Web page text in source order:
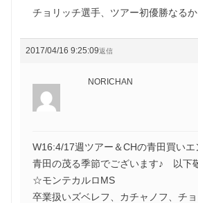
チョリッチ選手、ツアー初優勝なるか
2017/04/16 9:25:09返信
NORICHAN
W16:4/17週ツアー＆CHの青田買いエ
青田の茂る季節でございます♪ 以下
☆モンテカルロMS
卒業扱いズベレフ、カチャノフ、チ